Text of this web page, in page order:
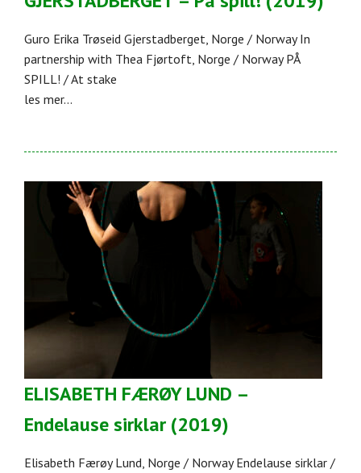
Guro Erika Trøseid Gjerstadberget, Norge / Norway In
partnership with Thea Fjørtoft, Norge / Norway PÅ
SPILL! / At stake
les mer...
ELISABETH FÆRØY LUND –
Endelause sirklar (2019)
Elisabeth Færøy Lund, Norge / Norway Endelause sirklar /